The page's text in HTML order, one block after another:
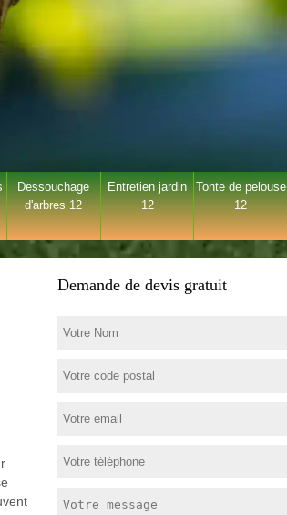
Dessouchage
d'arbres 12
Entretien jardin
12
Tonte de pelouse
12
Demande de devis gratuit